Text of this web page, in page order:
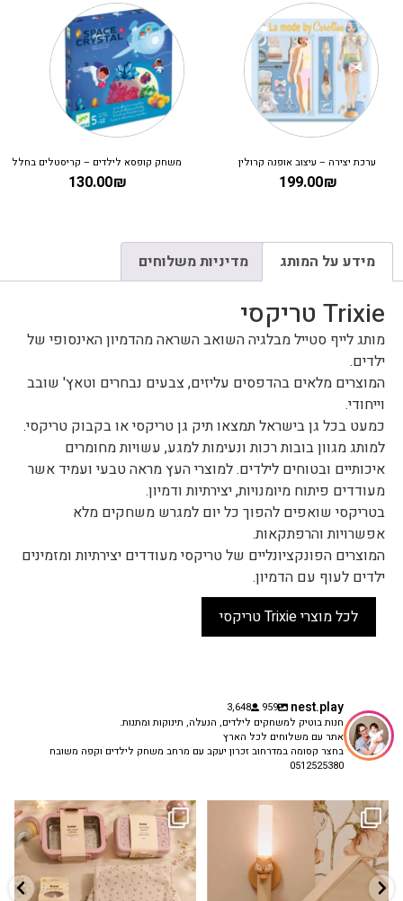
ערכת יצירה – עיצוב אופנה קרולין
199.00₪
משחק קופסא לילדים – קריסטלים בחלל
130.00₪
מידע על המותג מדיניות משלוחים
Trixie טריקסי
מותג לייף סטייל מבלגיה השואב השראה מהדמיון האינסופי של
ילדים.
המוצרים מלאים בהדפסים עליזים, צבעים נבחרים וטאץ' שובב
וייחודי.
כמעט בכל גן בישראל תמצאו תיק גן טריקסי או בקבוק טריקסי.
למותג מגוון בובות רכות ונעימות למגע, עשויות מחומרים
איכותיים ובטוחים לילדים. למוצרי העץ מראה טבעי ועמיד אשר
מעודדים פיתוח מיומנויות, יצירתיות ודמיון.
בטריקסי שואפים להפוך כל יום למגרש משחקים מלא
אפשרויות והרפתקאות.
המוצרים הפונקציונליים של טריקסי מעודדים יצירתיות ומזמינים
ילדים לעוף עם הדמיון.
לכל מוצרי Trixie טריקסי
nest.play
959
3,648
חנות בוטיק למשחקים לילדים, הנעלה, תינוקות ומתנות.
אתר עם משלוחים לכל הארץ
בחצר קסומה במדרחוב זכרון יעקב עם מרחב משחק לילדים וקפה משובח
0512525380
✨ חוזרים למסגרת בסטייל! ✨
הקולקציה החדשה...
9 4
גם פריט עיצובי לחדר, גם מנורת לילה
...
3 0